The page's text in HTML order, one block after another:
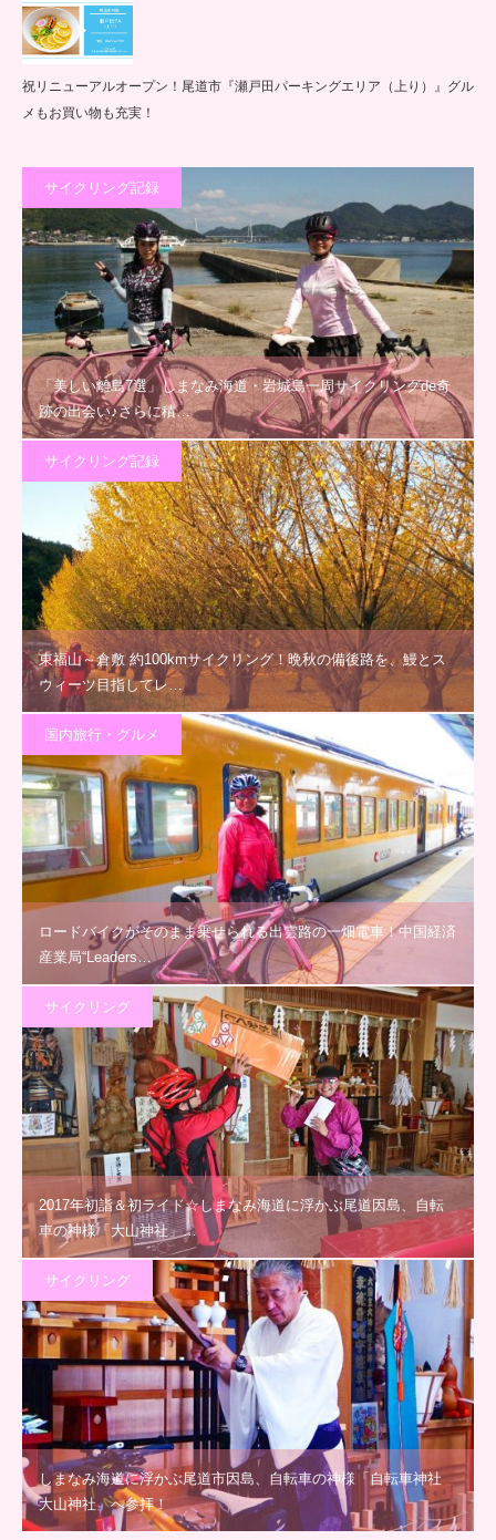
祝リニューアルオープン！尾道市『瀬戸田パーキングエリア（上り）』グル
メもお買い物も充実！
サイクリング記録
「美しい離島7選」しまなみ海道・岩城島一周サイクリングde奇
跡の出会い♪さらに積…
サイクリング記録
東福山～倉敷 約100kmサイクリング！晩秋の備後路を、鰻とス
ウィーツ目指してレ…
国内旅行・グルメ
ロードバイクがそのまま乗せられる出雲路の一畑電車！中国経済
産業局“Leaders…
サイクリング
2017年初詣＆初ライド☆しまなみ海道に浮かぶ尾道因島、自転
車の神様「大山神社」…
サイクリング
しまなみ海道に浮かぶ尾道市因島、自転車の神様「自転車神社
大山神社」へ参拝！